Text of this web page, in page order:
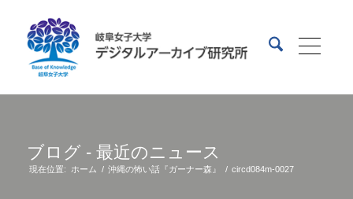
ブログ - 最近のニュース
現在位置: ホーム / 沖縄の怖い話『ガーナー森』 / circd084m-0027